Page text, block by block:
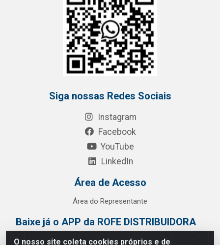
O nosso site coleta cookies próprios e de
Siga nossas Redes Sociais
Instagram
Facebook
YouTube
LinkedIn
Área de Acesso
Área do Representante
Baixe já o APP da ROFE DISTRIBUIDORA